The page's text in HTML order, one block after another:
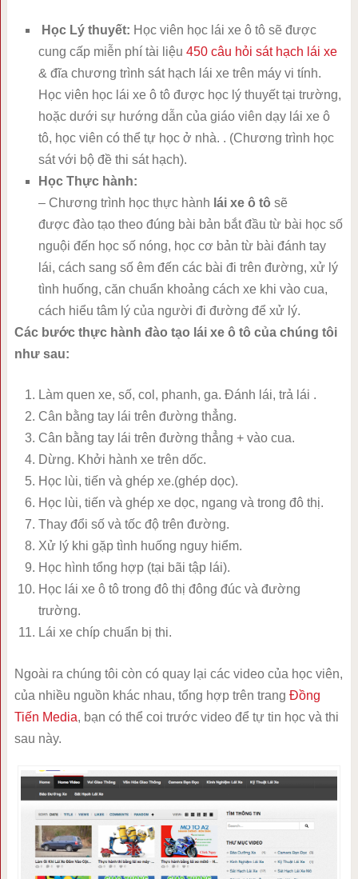
Học Lý thuyết: Học viên học lái xe ô tô sẽ được
cung cấp miễn phí tài liệu 450 câu hỏi sát hạch lái xe
& đĩa chương trình sát hạch lái xe trên máy vi tính.
Học viên học lái xe ô tô được học lý thuyết tại trường,
hoặc dưới sự hướng dẫn của giáo viên dạy lái xe ô
tô, học viên có thể tự học ở nhà. . (Chương trình học
sát với bộ đề thi sát hạch).
Học Thực hành:
– Chương trình học thực hành lái xe ô tô sẽ
được đào tạo theo đúng bài bản bắt đầu từ bài học số
nguội đến học số nóng, học cơ bản từ bài đánh tay
lái, cách sang số êm đến các bài đi trên đường, xử lý
tình huống, căn chuẩn khoảng cách xe khi vào cua,
cách hiểu tâm lý của người đi đường để xử lý.
Các bước thực hành đào tạo lái xe ô tô của chúng tôi
như sau:
Làm quen xe, số, col, phanh, ga. Đánh lái, trả lái .
Cân bằng tay lái trên đường thẳng.
Cân bằng tay lái trên đường thẳng + vào cua.
Dừng. Khởi hành xe trên dốc.
Học lùi, tiến và ghép xe.(ghép dọc).
Học lùi, tiến và ghép xe dọc, ngang và trong đô thị.
Thay đổi số và tốc độ trên đường.
Xử lý khi gặp tình huống nguy hiểm.
Học hình tổng hợp (tại bãi tập lái).
Học lái xe ô tô trong đô thị đông đúc và đường
trường.
Lái xe chíp chuẩn bị thi.
Ngoài ra chúng tôi còn có quay lại các video của học viên,
của nhiều nguồn khác nhau, tổng hợp trên trang Đồng
Tiến Media, bạn có thể coi trước video để tự tin học và thi
sau này.